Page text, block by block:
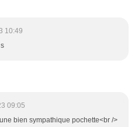
10:49
09:05
bien sympathique pochette<br />